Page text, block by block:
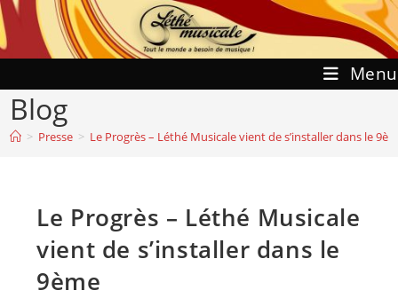
Skip
to
content
Menu
Blog
> Presse > Le Progrès – Léthé Musicale vient de s’installer dans le
Le Progrès – Léthé Musicale
vient de s’installer dans le
9ème